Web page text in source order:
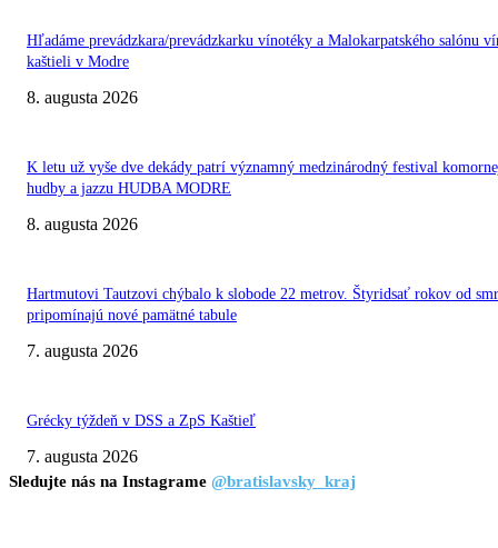
Hľadáme prevádzkara/prevádzkarku vínotéky a Malokarpatského salónu
kaštieli v Modre
8. augusta 2026
K letu už vyše dve dekády patrí významný medzinárodný festival
hudby a jazzu HUDBA MODRE
8. augusta 2026
Hartmutovi Tautzovi chýbalo k slobode 22 metrov. Štyridsať rokov od
pripomínajú nové pamätné tabule
7. augusta 2026
Grécky týždeň v DSS a ZpS Kaštieľ
7. augusta 2026
Sledujte nás na Instagrame @bratislavsky_kraj